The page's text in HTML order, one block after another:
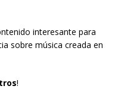
interesante para
sobre música creada en
!